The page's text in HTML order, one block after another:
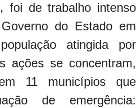
foi de trabalho intenso
do Estado em
atingida por
ações se concentram,
11 municípios que
de emergência: